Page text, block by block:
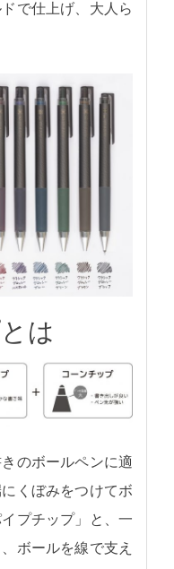
で仕上げ、大人ら
は
のボールペンに適
くぼみをつけてボ
プチップ」と、一
ボールを線で支え